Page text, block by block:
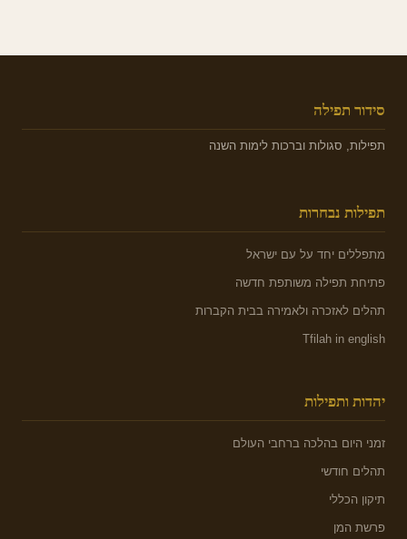
סידור תפילה
תפילות, סגולות וברכות לימות השנה
תפילות נבחרות
מתפללים יחד על עם ישראל
פתיחת תפילה משותפת חדשה
תהלים לאזכרה ולאמירה בבית הקברות
Tfilah in english
יהדות ותפילות
זמני היום בהלכה ברחבי העולם
תהלים חודשי
תיקון הכללי
פרשת המן